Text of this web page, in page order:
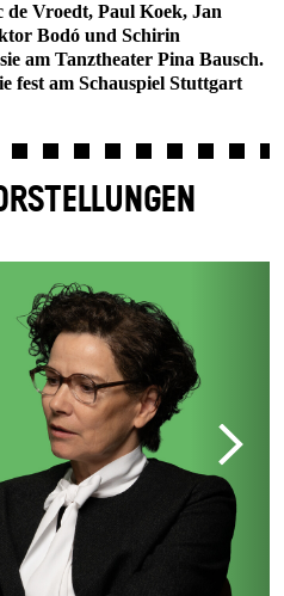
Vroedt, Paul Koek, Jan
Bodó und Schirin
am Tanztheater Pina Bausch.
fest am Schauspiel Stuttgart